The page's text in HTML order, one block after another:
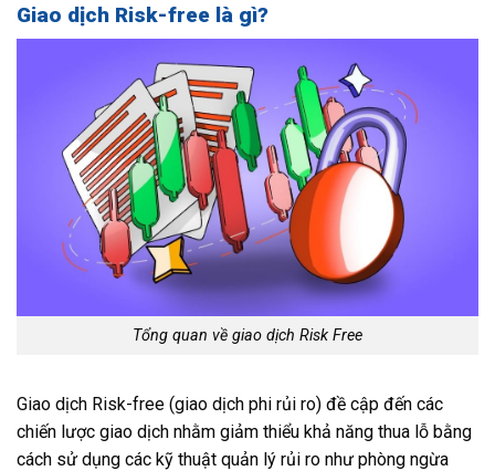
Giao dịch Risk-free là gì?
Tổng quan về giao dịch Risk Free
Giao dịch Risk-free (giao dịch phi rủi ro) đề cập đến các
chiến lược giao dịch nhằm giảm thiểu khả năng thua lỗ bằng
cách sử dụng các kỹ thuật quản lý rủi ro như phòng ngừa